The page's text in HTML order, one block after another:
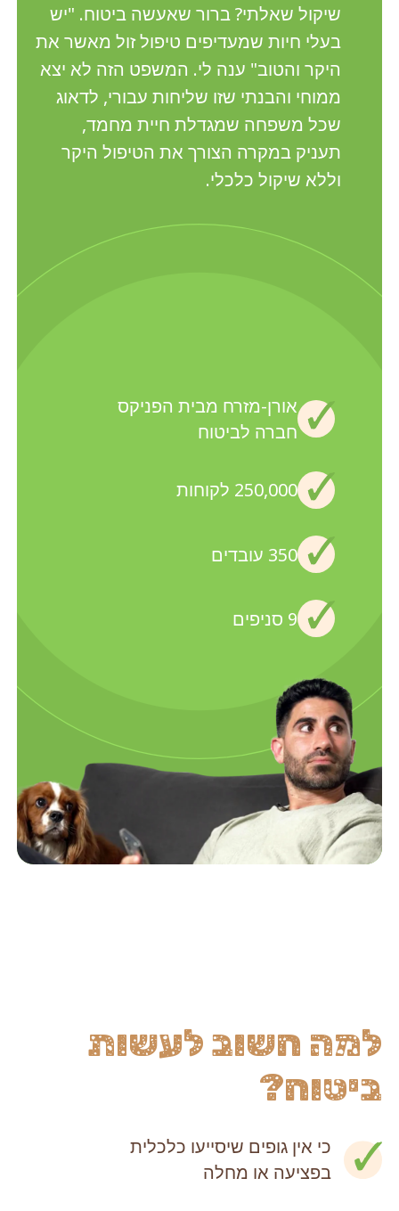
אורן-מזרח מבית הפניקס
חברה לביטוח
250,000 לקוחות
350 עובדים
9 סניפים
שיקול שאלתי? ברור שאעשה ביטוח. "יש
בעלי חיות שמעדיפים טיפול זול מאשר את
היקר והטוב" ענה לי. המשפט הזה לא יצא
ממוחי והבנתי שזו שליחות עבורי, לדאוג
שכל משפחה שמגדלת חיית מחמד,
תעניק במקרה הצורך את הטיפול היקר
וללא שיקול כלכלי.
למה חשוב לעשות
ביטוח?
כי אין גופים שיסייעו כלכלית
בפציעה או מחלה